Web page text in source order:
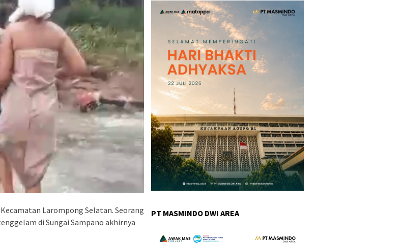
Larompong Selatan. Seorang
di Sungai Sampano akhirnya
PT MASMINDO DWI AREA